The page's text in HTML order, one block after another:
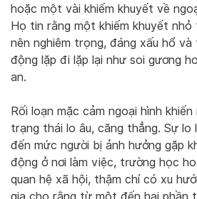
hoặc một vài khiếm khuyết về
Họ tin rằng một khiếm khuyết
nên nghiêm trọng, đáng xấu hổ
động lặp đi lặp lại như soi gương
an.
Rối loạn mặc cảm ngoại hình
trạng thái lo âu, căng thẳng. Sự
đến mức người bị ảnh hưởng gặp
động ở nơi làm việc, trường học
quan hệ xã hội, thậm chí có xu